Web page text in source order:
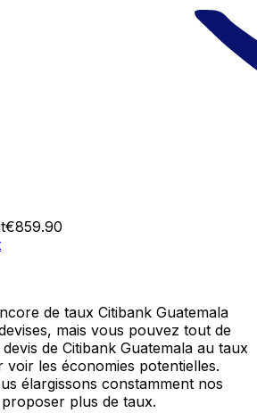
€859.90
de taux Citibank Guatemala
mais vous pouvez tout de
de Citibank Guatemala au taux
voir les économies potentielles.
élargissons constamment nos
plus de taux.